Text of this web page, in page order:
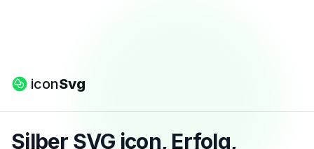
iconSvg
Silber SVG icon, Erfolg,